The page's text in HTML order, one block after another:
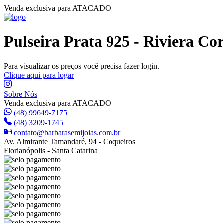
Venda exclusiva para ATACADO
Pulseira Prata 925 - Riviera
Para visualizar os preços você precisa fazer login.
Clique aqui para logar
Sobre Nós
Venda exclusiva para ATACADO
(48) 99649-7175
(48) 3209-1745
contato@barbarasemijoias.com.br
Av. Almirante Tamandaré, 94 - Coqueiros
Florianópolis - Santa Catarina